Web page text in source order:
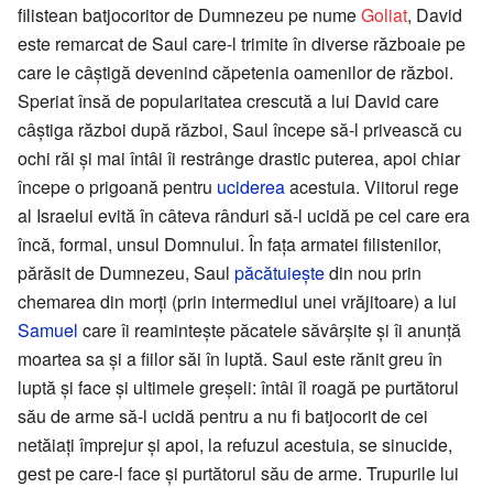
filistean batjocoritor de Dumnezeu pe numeGoliat, David
este remarcat de Saul care-l trimite în diverse războaie pe
care le câştigă devenind căpetenia oamenilor de război.
Speriat însă de popularitatea crescută a lui David care
câştiga război după război, Saul începe să-l privească cu
ochi răi şi mai întâi îi restrânge drastic puterea, apoi chiar
începe o prigoană pentru ucidereaacestuia. Viitorul rege
al Israelui evită în câteva rânduri să-l ucidă pe cel care era
încă, formal, unsul Domnului. În faţa armatei filistenilor,
părăsit de Dumnezeu, Saul păcătuieştedin nou prin
chemarea din morţi (prin intermediul unei vrăjitoare) a lui
Samuel care îi reaminteşte păcatele săvârşite şi îi anunţă
moartea sa şi a fiilor săi în luptă. Saul este rănit greu în
luptă şi face şi ultimele greşeli: întâi îl roagă pe purtătorul
său de arme să-l ucidă pentru a nu fi batjocorit de cei
netăiaţi împrejur şi apoi, la refuzul acestuia, se sinucide,
gest pe care-l face şi purtătorul său de arme. Trupurile lui